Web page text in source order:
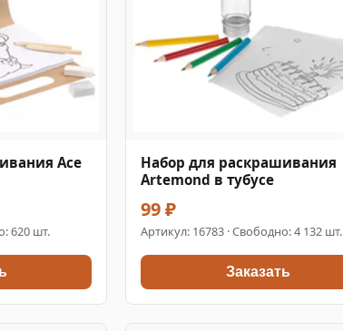
Ace
620 шт.
Набор для раскрашивания
Artemond в тубусе
99 ₽
Артикул: 16783 · Свободно: 4 132 шт.
Заказать